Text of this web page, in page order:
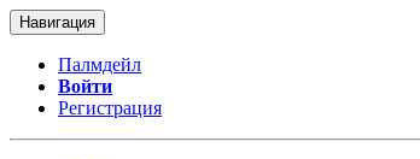
Навигация
Палмдейл
Войти
Регистрация